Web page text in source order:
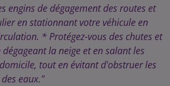
engins de dégagement des routes et
en stationnant votre véhicule en
* Protégez-vous des chutes et
la neige et en salant les
tout en évitant d'obstruer les
eaux."